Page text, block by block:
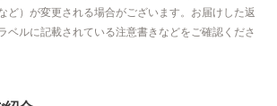
ど）が変更される場合がございます。お届けした返
ベルに記載されている注意書きなどをご確認くださ